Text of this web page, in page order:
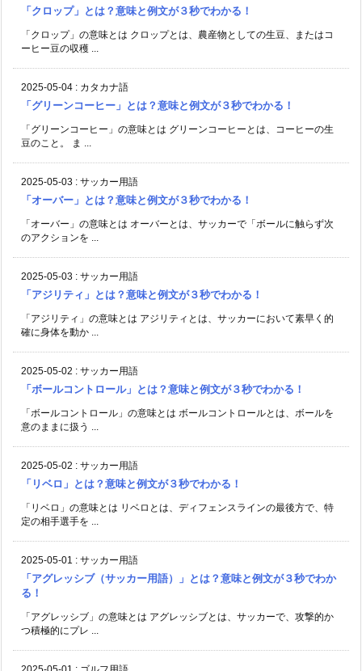
「クロップ」とは？意味と例文が３秒でわかる！
「クロップ」の意味とは クロップとは、農産物としての生豆、またはコ
ーヒー豆の収穫 ...
2025-05-04 : カタカナ語
「グリーンコーヒー」とは？意味と例文が３秒でわかる！
「グリーンコーヒー」の意味とは グリーンコーヒーとは、コーヒーの生
豆のこと。 ま ...
2025-05-03 : サッカー用語
「オーバー」とは？意味と例文が３秒でわかる！
「オーバー」の意味とは オーバーとは、サッカーで「ボールに触らず次
のアクションを ...
2025-05-03 : サッカー用語
「アジリティ」とは？意味と例文が３秒でわかる！
「アジリティ」の意味とは アジリティとは、サッカーにおいて素早く的
確に身体を動か ...
2025-05-02 : サッカー用語
「ボールコントロール」とは？意味と例文が３秒でわかる！
「ボールコントロール」の意味とは ボールコントロールとは、ボールを
意のままに扱う ...
2025-05-02 : サッカー用語
「リベロ」とは？意味と例文が３秒でわかる！
「リベロ」の意味とは リベロとは、ディフェンスラインの最後方で、特
定の相手選手を ...
2025-05-01 : サッカー用語
「アグレッシブ（サッカー用語）」とは？意味と例文が３秒でわか
る！
「アグレッシブ」の意味とは アグレッシブとは、サッカーで、攻撃的か
つ積極的にプレ ...